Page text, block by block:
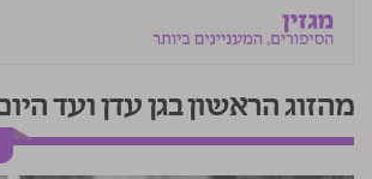
מהזוג הראשון בגן עדן ועד